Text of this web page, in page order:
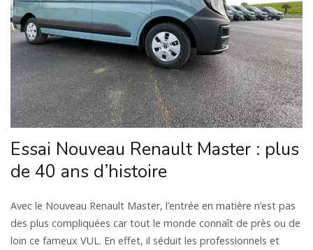
Essai Nouveau Renault Master : plus
de 40 ans d’histoire
Avec le Nouveau Renault Master, l’entrée en matière n’est pas
des plus compliquées car tout le monde connaît de près ou de
loin ce fameux VUL. En effet, il séduit les professionnels et